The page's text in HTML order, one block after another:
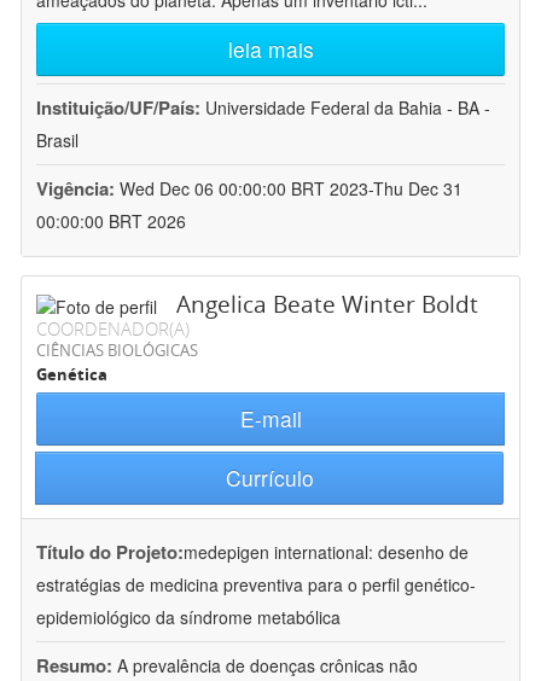
leia mais
Instituição/UF/País: Universidade Federal da Bahia - BA -
Brasil
Vigência: Wed Dec 06 00:00:00 BRT 2023-Thu Dec 31
00:00:00 BRT 2026
Angelica Beate Winter Boldt
COORDENADOR(A)
CIÊNCIAS BIOLÓGICAS
Genética
E-mail
Currículo
Título do Projeto:medepigen international: desenho de
estratégias de medicina preventiva para o perfil genético-
epidemiológico da síndrome metabólica
Resumo: A prevalência de doenças crônicas não